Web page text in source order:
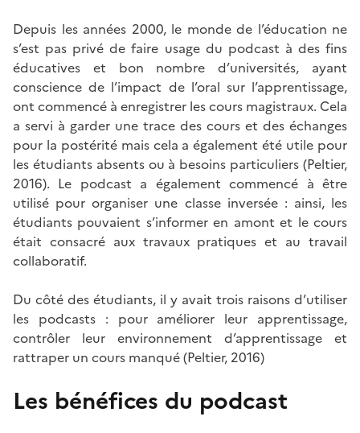
Depuis les années 2000, le monde de l’éducation ne
s’est pas privé de faire usage du podcast à des fins
éducatives et bon nombre d’universités, ayant
conscience de l’impact de l’oral sur l’apprentissage,
ont commencé à enregistrer les cours magistraux. Cela
a servi à garder une trace des cours et des échanges
pour la postérité mais cela a également été utile pour
les étudiants absents ou à besoins particuliers (Peltier,
2016). Le podcast a également commencé à être
utilisé pour organiser une classe inversée : ainsi, les
étudiants pouvaient s’informer en amont et le cours
était consacré aux travaux pratiques et au travail
collaboratif.
Du côté des étudiants, il y avait trois raisons d’utiliser
les podcasts : pour améliorer leur apprentissage,
contrôler leur environnement d’apprentissage et
rattraper un cours manqué (Peltier, 2016)
Les bénéfices du podcast